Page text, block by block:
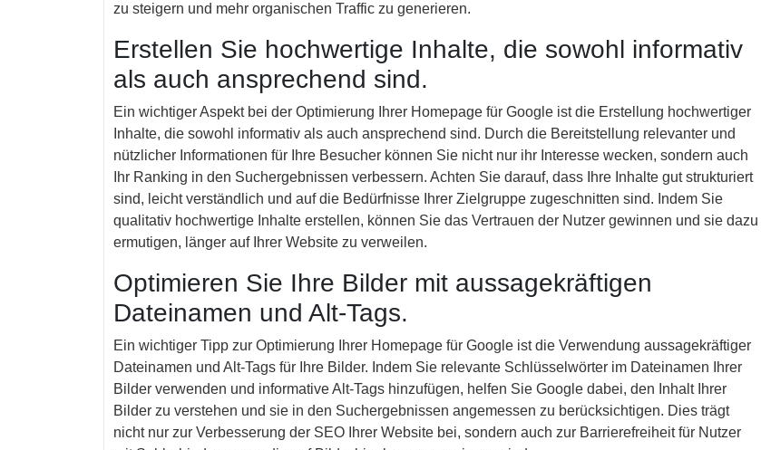
zu steigern und mehr organischen Traffic zu generieren.
Erstellen Sie hochwertige Inhalte, die sowohl informativ
als auch ansprechend sind.
Ein wichtiger Aspekt bei der Optimierung Ihrer Homepage für Google ist die Erstellung hochwertiger
Inhalte, die sowohl informativ als auch ansprechend sind. Durch die Bereitstellung relevanter und
nützlicher Informationen für Ihre Besucher können Sie nicht nur ihr Interesse wecken, sondern auch
Ihr Ranking in den Suchergebnissen verbessern. Achten Sie darauf, dass Ihre Inhalte gut strukturiert
sind, leicht verständlich und auf die Bedürfnisse Ihrer Zielgruppe zugeschnitten sind. Indem Sie
qualitativ hochwertige Inhalte erstellen, können Sie das Vertrauen der Nutzer gewinnen und sie dazu
ermutigen, länger auf Ihrer Website zu verweilen.
Optimieren Sie Ihre Bilder mit aussagekräftigen
Dateinamen und Alt-Tags.
Ein wichtiger Tipp zur Optimierung Ihrer Homepage für Google ist die Verwendung aussagekräftiger
Dateinamen und Alt-Tags für Ihre Bilder. Indem Sie relevante Schlüsselwörter im Dateinamen Ihrer
Bilder verwenden und informative Alt-Tags hinzufügen, helfen Sie Google dabei, den Inhalt Ihrer
Bilder zu verstehen und sie in den Suchergebnissen angemessen zu berücksichtigen. Dies trägt
nicht nur zur Verbesserung der SEO Ihrer Website bei, sondern auch zur Barrierefreiheit für Nutzer